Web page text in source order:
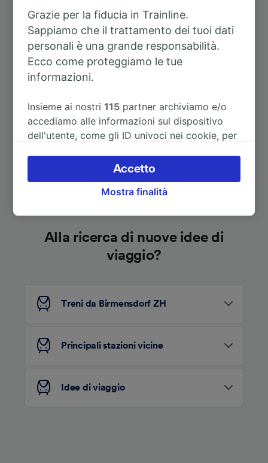
A Albbruck
A Amsterdam-Centraal 8h 24m
Vedi altri itinerari
Alla ricerca di nuove idee di
viaggio?
Treni da Birmensdorf ZH
Principali stazioni vicine
Idee di viaggio
Grazie per la fiducia in Trainline.
Sappiamo che il trattamento dei tuoi dati
personali è una grande responsabilità.
Ecco come proteggiamo le tue
informazioni.
Insieme ai nostri115 partner archiviamo e/o
accediamo alle informazioni sul dispositivo
dell'utente, come gli ID univoci nei cookie, per
accettare o gestire le proprie scelte facendo
clic di seguito, tra cui il proprio diritto di
opporsi sulla base di un interesse legittimo o
verranno segnalate ai nostri partner e non
influenzeranno i dati sulla navigazione. I tuoi
dati non verranno usati a scopi di
per farlo.
Utilizzare dati di geolocalizzazione precisi.
Scansione attiva delle caratteristiche del
dispositivo ai fini dell’identificazione.
Archiviare informazioni su dispositivo e/o
accedervi. Pubblicità e contenuti
personalizzati, misurazione delle prestazioni
Mostra finalità
Accetto